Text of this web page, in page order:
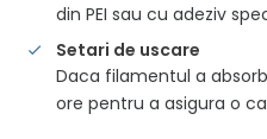
din PEI sau cu adeziv
Setari de uscare
Daca filamentul a
ore pentru a asigura o